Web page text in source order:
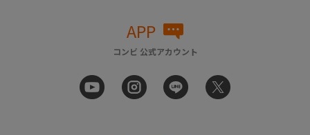
APP
コンビ 公式アカウント